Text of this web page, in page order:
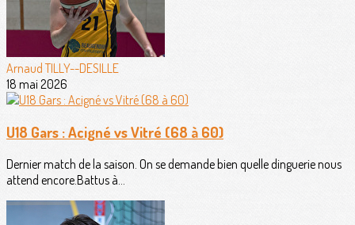
Arnaud TILLY--DESILLE
18 mai 2026
U18 Gars : Acigné vs Vitré (68 à 60)
Dernier match de la saison. On se demande bien quelle dinguerie nous
attend encore.Battus à...